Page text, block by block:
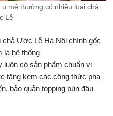
mê thường có nhiều loại chả
Lễ
chả Ước Lễ Hà Nội chính gốc
là hệ thống
luôn có sản phẩm chuẩn vị
tặng kèm các công thức pha
bảo quản topping bún đậu